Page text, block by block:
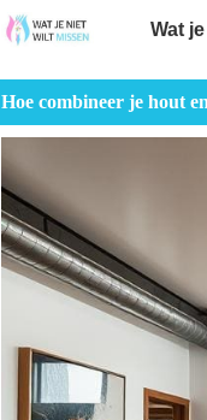
Wat
Hoe combineer je hout